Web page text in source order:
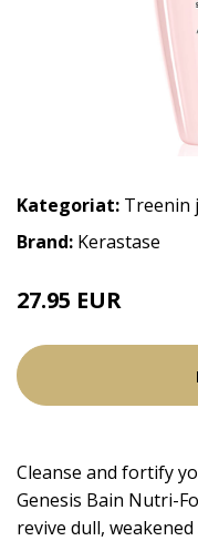
Kategoriat: Treenin
Brand: Kerastase
27.95 EUR
Cleanse and fortify
Genesis Bain Nutri-
revive dull,